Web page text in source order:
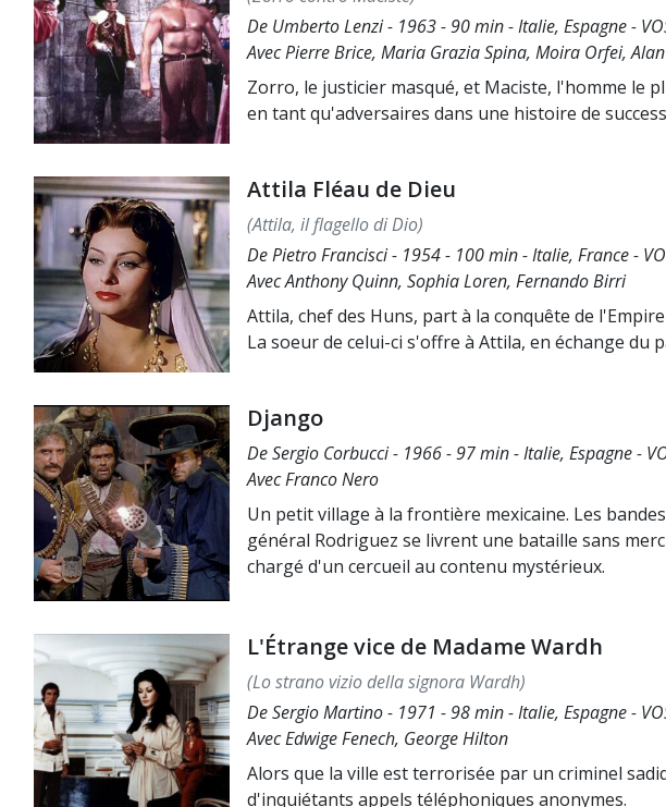
De Umberto Lenzi - 1963 - 90 min - Italie, Espagne -
Avec Pierre Brice, Maria Grazia Spina, Moira Orfei,
Zorro, le justicier masqué, et Maciste, l'homme le
en tant qu'adversaires dans une histoire de
Attila Fléau de Dieu
(Attila, il flagello di Dio)
De Pietro Francisci - 1954 - 100 min - Italie, France -
Avec Anthony Quinn, Sophia Loren, Fernando Birri
Attila, chef des Huns, part à la conquête de
La soeur de celui-ci s'offre à Attila, en échange du
Django
De Sergio Corbucci - 1966 - 97 min - Italie, Espagne -
Avec Franco Nero
Un petit village à la frontière mexicaine. Les
général Rodriguez se livrent une bataille sans
chargé d'un cercueil au contenu mystérieux.
L'Étrange vice de Madame Wardh
(Lo strano vizio della signora Wardh)
De Sergio Martino - 1971 - 98 min - Italie, Espagne -
Avec Edwige Fenech, George Hilton
Alors que la ville est terrorisée par un criminel
d'inquiétants appels téléphoniques anonymes.